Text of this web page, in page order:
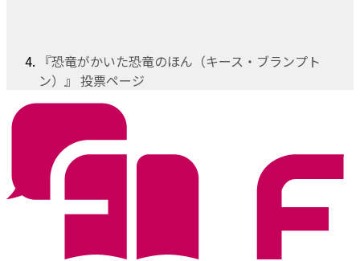
『恐竜がかいた恐竜のほん（キース・ブランプト
ン）』 投票ページ